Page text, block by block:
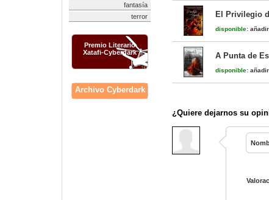
fantasía
terror
Premio Literario
Xatafi-Cyberdark
Archivo Cyberdark
El Privilegio
disponible:
A Punta de
disponible:
¿Quiere dejarnos su